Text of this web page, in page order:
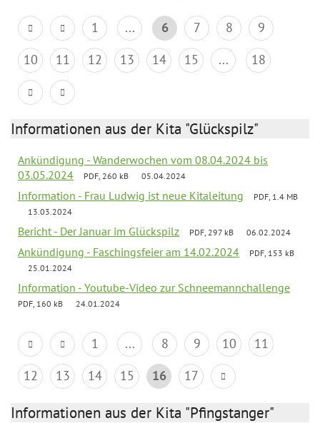
1 ... 6 7 8
9
10
11 12 13 14 15 ... 18
Informationen aus der Kita "Glückspilz"
Ankündigung - Wanderwochen vom 08.04.2024 bis
03.05.2024
PDF, 260 kB 05.04.2024
Information - Frau Ludwig ist neue Kitaleitung
PDF, 1.4 MB
13.03.2024
Bericht - Der Januar im Glückspilz PDF, 297 kB 06.02.2024
Ankündigung - Faschingsfeier am 14.02.2024
PDF, 153 kB
25.01.2024
Information - Youtube-Video zur Schneemannchallenge
PDF, 160 kB 24.01.2024
1 ... 8 9 10
11
12
13 14 15 16 17
Informationen aus der Kita "Pfingstanger"